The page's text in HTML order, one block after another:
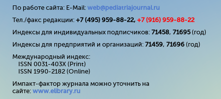
По работе сайта: E-Mail: web@pediatriajournal.ru
Тел./факс редакции: +7 (495) 959-88-22, +7 (916) 959-88-22
Индексы для индивидуальных подписчиков: 71458, 71695(год)
Индексы для предприятий и организаций: 71459, 71696 (год)
Международный индекс:
ISSN 0031-403X (Print)
ISSN 1990-2182 (Online)
Импакт-фактор журнала можно уточнить на
сайте: www.elibrary.ru